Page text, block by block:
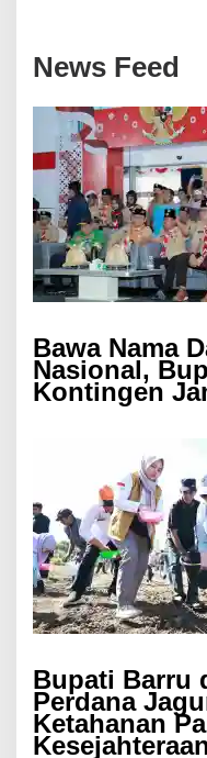
News Feed
Bawa Nama
Nasional,
Kontingen
Bupati Barru
Perdana
Ketahanan